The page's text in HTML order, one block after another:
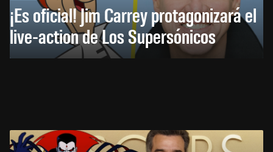
¡Es oficial! Jim Carrey protagonizará el
live-action de Los Supersónicos